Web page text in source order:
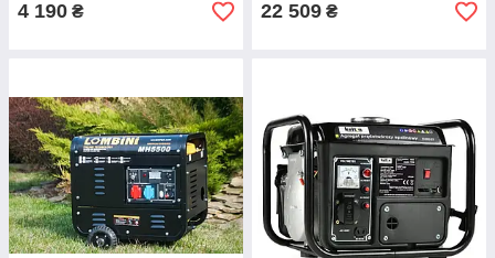
4 190 ₴ 22 509 ₴